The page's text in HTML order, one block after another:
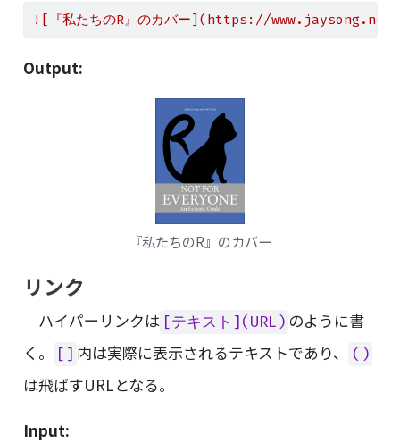
![『私たちのR』のカバー](https://
Output:
『私たちのR』のカバー
リンク
ハイパーリンクは [テキスト](URL) のように書
く。
[] 内は実際に表示されるテキストであり、 ()
は飛ばすURLとなる。
Input: